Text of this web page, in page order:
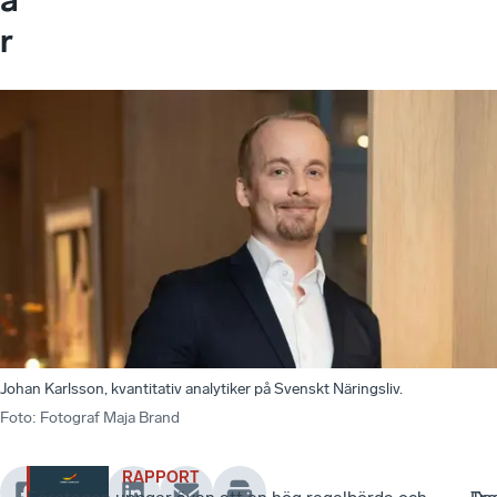
r
Johan Karlsson, kvantitativ analytiker på Svenskt Näringsliv.
Foto: Fotograf Maja Brand
RAPPORT